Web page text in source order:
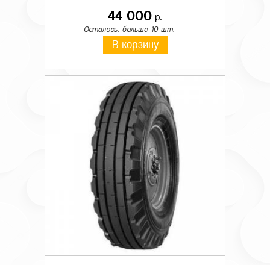
44 000 р.
Осталось: больше 10 шт.
В корзину